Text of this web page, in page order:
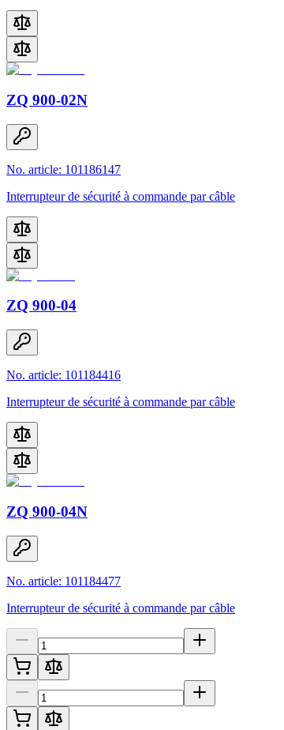
ZQ 900-02N
No. article: 101186147
Interrupteur de sécurité à commande par câble
ZQ 900-04
No. article: 101184416
Interrupteur de sécurité à commande par câble
ZQ 900-04N
No. article: 101184477
Interrupteur de sécurité à commande par câble